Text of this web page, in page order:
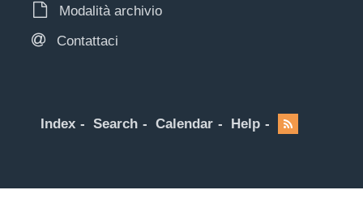
Modalità archivio
Contattaci
Index Search Calendar Help